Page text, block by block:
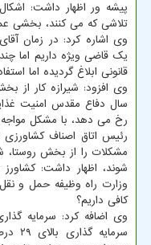
پیشه ور اظهار داشت:
تلاشی که می کنند، بخشی
وی اشاره کرد: در زمان
یک قاضی ویژه داریم اما
قانونی ابلاغ گردیده اما
وی افزود: شیرازه کار
سال دفاع مقدس امنیت
رخ می دهد، با مشکل
رئیس اتاق اصناف کشاورزی
مشکلات را از بخش روستا،
شوند، اظهار داشت:
وزارت راه وظیفه حمل و نقل
کافی داریم؟